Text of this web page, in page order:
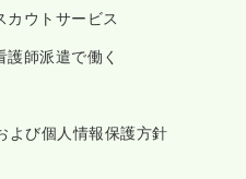
カウトサービス
護師派遣で働く
よび個人情報保護方針